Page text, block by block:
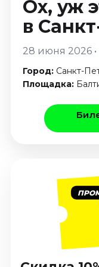
Январь 2027
Стендап
Август 2026
Октябрь 2026
Декабрь 2026
Выставки
Январь 2027
Экскурсии
Август 2026
Сентябрь 2026
Ох, уж
в
28 июня 2026
Город: Санкт-
Площадка: